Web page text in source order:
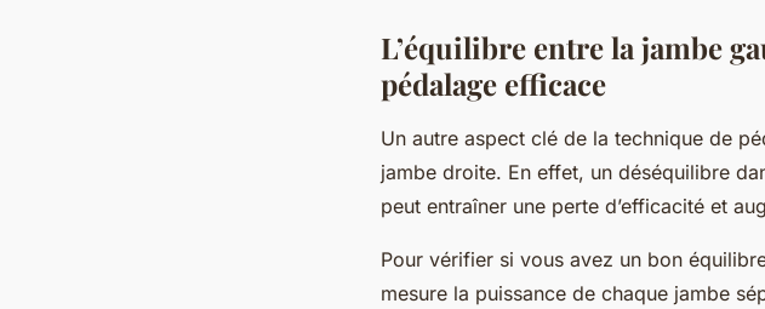
L’équilibre entre la jambe
pédalage efficace
Un autre aspect clé de la technique de
jambe droite. En effet, un déséquilibre
peut entraîner une perte d’efficacité et
Pour vérifier si vous avez un bon
mesure la puissance de chaque jambe